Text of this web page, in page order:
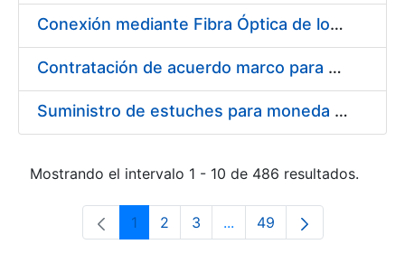
Conexión mediante Fibra Óptica de los Centros de Proceso de Datos (CPDs) de las sedes de la FNMT-RCM de Burgos y Madrid
Contratación de acuerdo marco para el Suministro de Material de Electricidad para la Fábrica Nacional de Moneda y Timbre-Real Casa de la Moneda en su centro de trabajo de Burgos
Suministro de estuches para moneda de 30 €
Mostrando el intervalo 1 - 10 de 486 resultados.
Página
1 Página
2 Página
3 ...Páginas intermedias Use
Página
49